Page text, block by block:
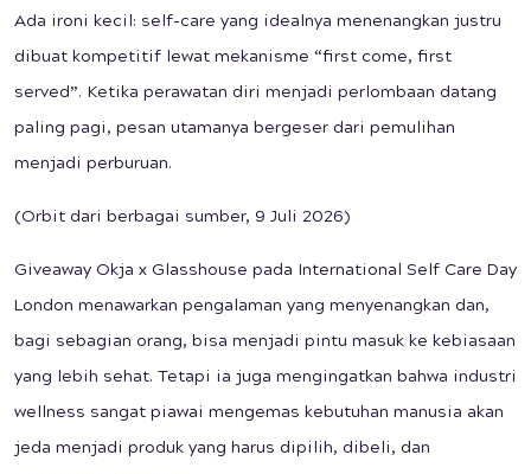
Ada ironi kecil: self-care yang idealnya menenangkan justru
dibuat kompetitif lewat mekanisme “first come, first
served”. Ketika perawatan diri menjadi perlombaan datang
paling pagi, pesan utamanya bergeser dari pemulihan
menjadi perburuan.
(Orbit dari berbagai sumber, 9 Juli 2026)
Giveaway Okja x Glasshouse pada International Self Care Day
London menawarkan pengalaman yang menyenangkan dan,
bagi sebagian orang, bisa menjadi pintu masuk ke kebiasaan
yang lebih sehat. Tetapi ia juga mengingatkan bahwa industri
wellness sangat piawai mengemas kebutuhan manusia akan
jeda menjadi produk yang harus dipilih, dibeli, dan